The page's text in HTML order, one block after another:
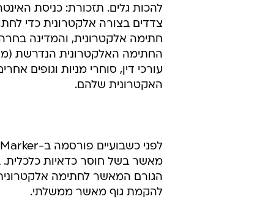
להכות גלים. תזכורת: כניסת
חתימה אלקטרונית, והמדינה בחרה
החתימה האלקטרונית הנדרשת
עורכי דין, סוחרי מניות וגופים
האקטרונית שלהם.
מאשר בשל חוסר כדאיות כלכלית.
הגורם המאשר לחתימה
להקמת גוף מאשר ממשלתי.